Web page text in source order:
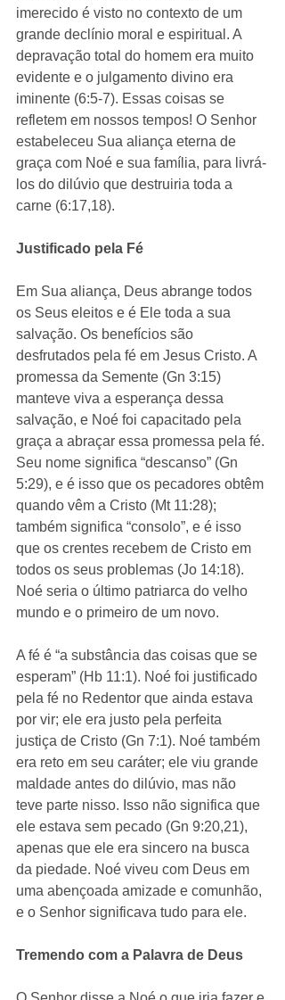
imerecido é visto no contexto de um
grande declínio moral e espiritual. A
depravação total do homem era muito
evidente e o julgamento divino era
iminente (6:5-7). Essas coisas se
refletem em nossos tempos! O Senhor
estabeleceu Sua aliança eterna de
graça com Noé e sua família, para livrá-
los do dilúvio que destruiria toda a
carne (6:17,18).
Justificado pela Fé
Em Sua aliança, Deus abrange todos
os Seus eleitos e é Ele toda a sua
salvação. Os benefícios são
desfrutados pela fé em Jesus Cristo. A
promessa da Semente (Gn 3:15)
manteve viva a esperança dessa
salvação, e Noé foi capacitado pela
graça a abraçar essa promessa pela fé.
Seu nome significa “descanso” (Gn
5:29), e é isso que os pecadores obtêm
quando vêm a Cristo (Mt 11:28);
também significa “consolo”, e é isso
que os crentes recebem de Cristo em
todos os seus problemas (Jo 14:18).
Noé seria o último patriarca do velho
mundo e o primeiro de um novo.
A fé é “a substância das coisas que se
esperam” (Hb 11:1). Noé foi justificado
pela fé no Redentor que ainda estava
por vir; ele era justo pela perfeita
justiça de Cristo (Gn 7:1). Noé também
era reto em seu caráter; ele viu grande
maldade antes do dilúvio, mas não
teve parte nisso. Isso não significa que
ele estava sem pecado (Gn 9:20,21),
apenas que ele era sincero na busca
da piedade. Noé viveu com Deus em
uma abençoada amizade e comunhão,
e o Senhor significava tudo para ele.
Tremendo com a Palavra de Deus